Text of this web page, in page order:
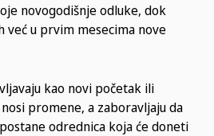
novogodišnje odluke, dok
već u prvim mesecima nove
kao novi početak ili
promene, a zaboravljaju da
odrednica koja će doneti